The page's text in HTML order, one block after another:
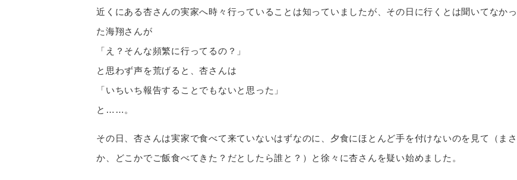
近くにある杏さんの実家へ時々行っていることは知っていましたが、その日に行くとは聞いてなかっ
た海翔さんが
「え？そんな頻繁に行ってるの？」
と思わず声を荒げると、杏さんは
「いちいち報告することでもないと思った」
と……。
その日、杏さんは実家で食べて来ていないはずなのに、夕食にほとんど手を付けないのを見て（まさ
か、どこかでご飯食べてきた？だとしたら誰と？）と徐々に杏さんを疑い始めました。